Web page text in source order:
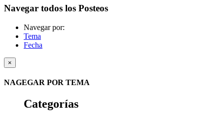
Navegar todos los Posteos
Navegar por:
Tema
Fecha
×
NAGEGAR POR TEMA
Categorías